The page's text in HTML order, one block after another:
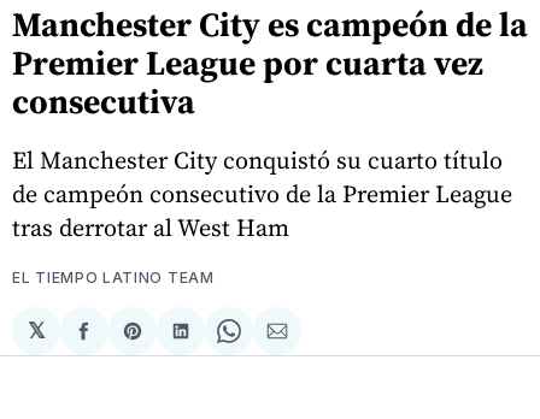
Manchester City es campeón de la
Premier League por cuarta vez
consecutiva
El Manchester City conquistó su cuarto título
de campeón consecutivo de la Premier League
tras derrotar al West Ham
EL TIEMPO LATINO TEAM
𝕏
Compartir
en
Share
on
Compartir
en
Share
on
Compartir
via